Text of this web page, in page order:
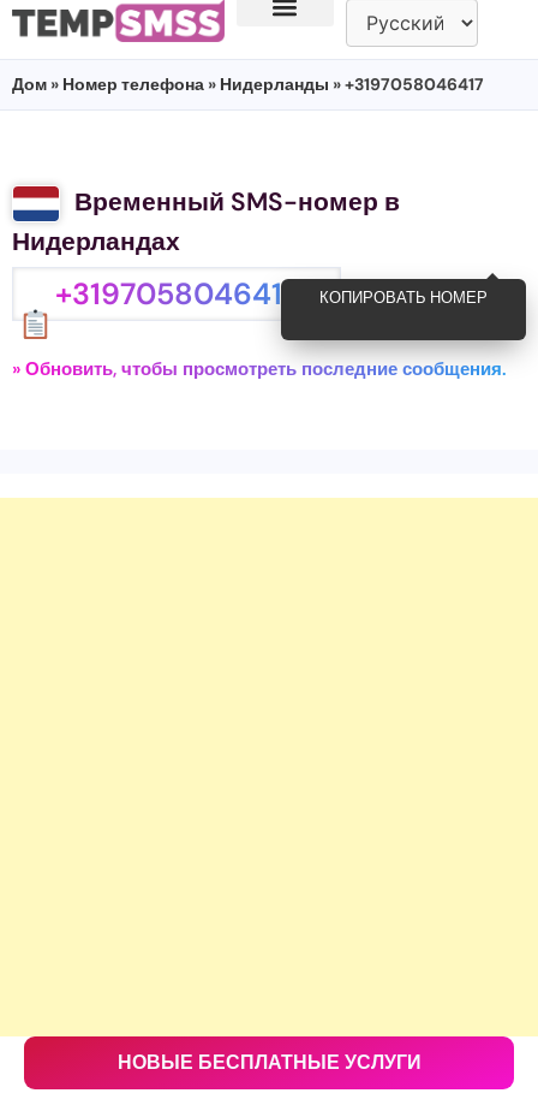
Дом » Номер телефона » Нидерланды » +3197058046417
Временный SMS-номер в
Нидерландах
+3197058046417 КОПИРОВАТЬ НОМЕР
» Обновить, чтобы просмотреть последние сообщения.
НОВЫЕ БЕСПЛАТНЫЕ УСЛУГИ